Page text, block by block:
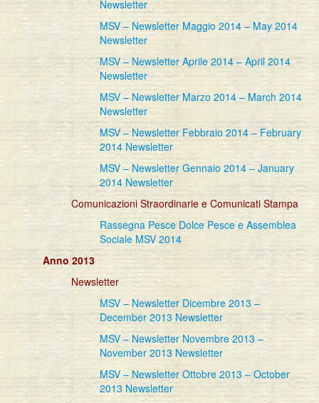
Newsletter
MSV – Newsletter Maggio 2014 – May 2014
Newsletter
MSV – Newsletter Aprile 2014 – April 2014
Newsletter
MSV – Newsletter Marzo 2014 – March 2014
Newsletter
MSV – Newsletter Febbraio 2014 – February
2014 Newsletter
MSV – Newsletter Gennaio 2014 – January
2014 Newsletter
Comunicazioni Straordinarie e Comunicati Stampa
Rassegna Pesce Dolce Pesce e Assemblea
Sociale MSV 2014
Anno 2013
Newsletter
MSV – Newsletter Dicembre 2013 –
December 2013 Newsletter
MSV – Newsletter Novembre 2013 –
November 2013 Newsletter
MSV – Newsletter Ottobre 2013 – October
2013 Newsletter